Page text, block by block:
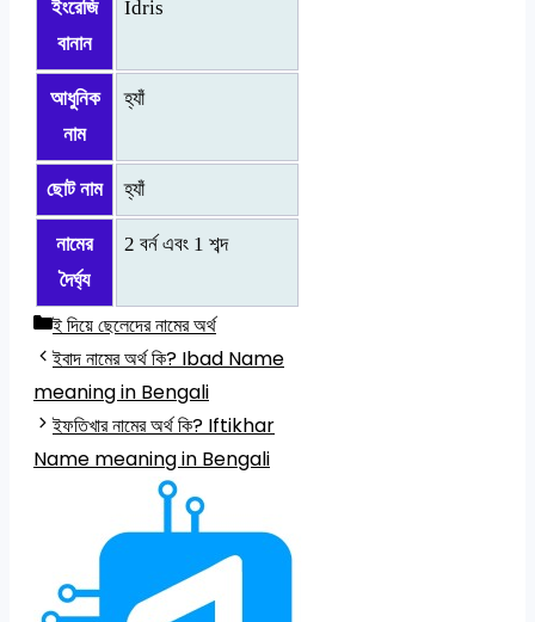
ইংরেজি
বানান
Idris
আধুনিক
নাম
হ্যাঁ
ছোট নাম হ্যাঁ
নামের
দৈর্ঘ্য
2 বর্ন এবং 1 শব্দ
Categories
ই দিয়ে ছেলেদের নামের অর্থ
ইবাদ নামের অর্থ কি? Ibad Name
meaning in Bengali
ইফতিখার নামের অর্থ কি? Iftikhar
Name meaning in Bengali